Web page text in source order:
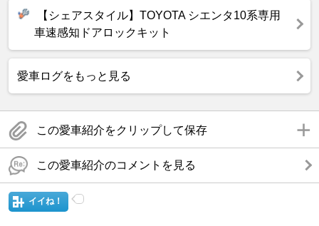
【シェアスタイル】TOYOTA シエンタ10系専用
車速感知ドアロックキット
愛車ログをもっと見る
この愛車紹介をクリップして保存
この愛車紹介のコメントを見る
イイね！